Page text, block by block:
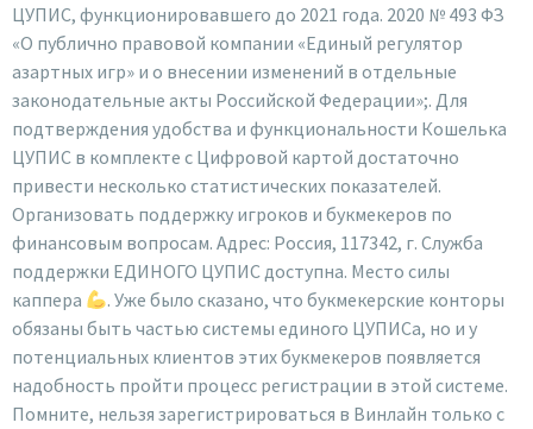
ЦУПИС, функционировавшего до 2021 года. 2020 № 493 ФЗ
«О публично правовой компании «Единый регулятор
азартных игр» и о внесении изменений в отдельные
законодательные акты Российской Федерации»;. Для
подтверждения удобства и функциональности Кошелька
ЦУПИС в комплекте с Цифровой картой достаточно
привести несколько статистических показателей.
Организовать поддержку игроков и букмекеров по
финансовым вопросам. Адрес: Россия, 117342, г. Служба
поддержки ЕДИНОГО ЦУПИС доступна. Место силы
каппера
. Уже было сказано, что букмекерские конторы
обязаны быть частью системы единого ЦУПИСа, но и у
потенциальных клиентов этих букмекеров появляется
надобность пройти процесс регистрации в этой системе.
Помните, нельзя зарегистрироваться в Винлайн только с